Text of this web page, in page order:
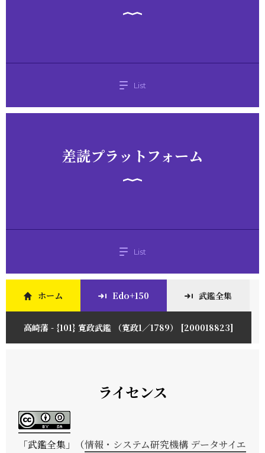
List
差読プラットフォーム
List
ホーム Edo+150 武鑑全集
高崎藩 - {101} 寛政武鑑 （寛政1／1789） [200018823]
ライセンス
「武鑑全集 」（情報・システム研究機構 データサイエ